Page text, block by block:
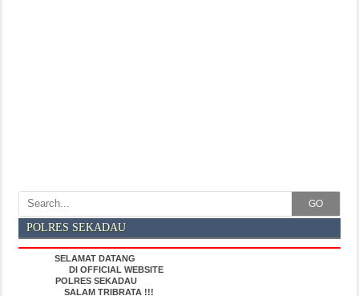
GO
POLRES SEKADAU
SELAMAT DATANG
DI OFFICIAL WEBSITE
POLRES SEKADAU
SALAM TRIBRATA !!!